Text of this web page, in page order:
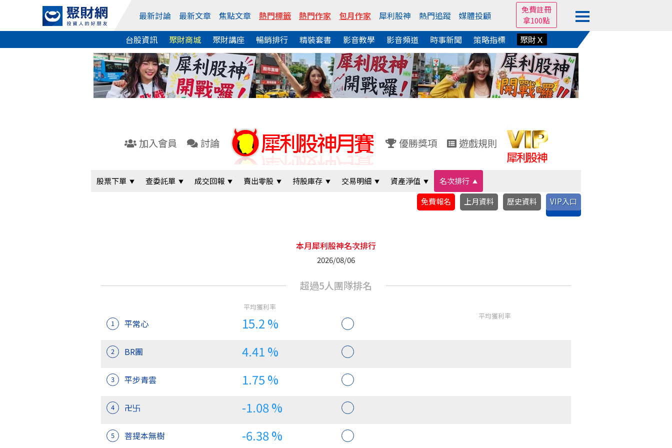
最新討論 最新文章 焦點文章 熱門標籤 熱門作家 包月作家 犀利股神 熱門追蹤 媒體投顧
免費註冊
拿100點
台股資訊 聚財商城 聚財講座 暢銷排行 精裝套書 影音教學 影音頻道 時事新聞 策略指標 聚財Ｘ
加入會員 討論 優勝獎項 遊戲規則
股票下單 查委託單 成交回報 賣出零股 持股庫存 交易明細 資產淨值
名次排行
免費報名
上月資料 歷史資料 VIP入口
本月犀利股神名次排行
2026/08/06
1 平常心 15.2 %
2 BR團 4.41 %
3 平步青雲 1.75 %
4 卍卐 -1.08 %
5 菩提本無樹 -6.38 %